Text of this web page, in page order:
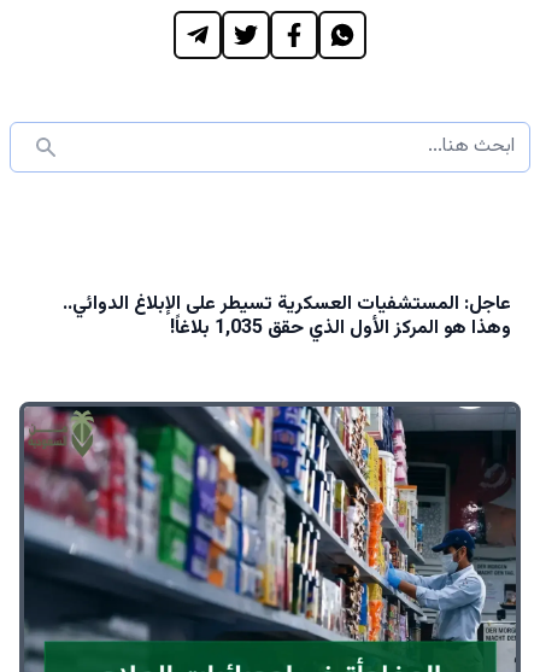
عاجل: المستشفيات العسكرية تسيطر على الإبلاغ الدوائي..
وهذا هو المركز الأول الذي حقق 1,035 بلاغاً!